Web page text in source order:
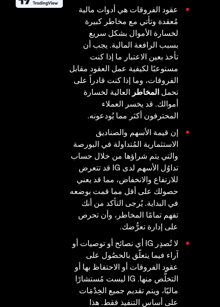
عقود الفروقات هي أدوات مالية
مُعقدة وتأتي مع مخاطر كبيرة
لخسارة الأموال بشكل سريع
بسبب الرافعة المالية. يجب أن
تأخذ بعين الاعتبار ما إذا كنت
مستوعبًا لكيفية عمل العقود مقابل
الفروقات، وما إذا كنت قادراً على
تحمل المخاطر العالية لخسارة
أموالك. قد يخسر العملاء
المحترفون أكثر مما يُودعونه.
إن قيمة الأسهم والصناديق
الاستثمارية المُتداولة في البورصة
والتي يتم شراؤها من خلال حساب
تداوُل الأسهم لدى IG قد تتعرض
للارتفاع والانخفاض، مما قد يعني
حصولك على أقل مما قمت بوضعه
في البداية. يُرجى التأكد من أنك
تفهم تمامًا المخاطر، وأن تحرص
على إدارة تعرُّضك.
لا تُصدِر IG أي نصائح أو توصيات أو
آراء فيما يتعلّق بالحصُول على
عقود الفروقات أو الاحتفاظ بها أو
التخلُّص منها. IG ليست مُستشارًا
ماليّا، ويتم تقديم جميع الخِدْمَات
على أساس التنفيذ فقط. هذا